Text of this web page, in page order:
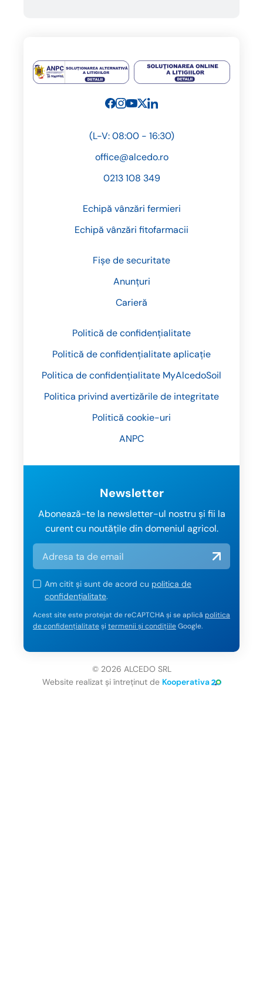
Fișe de securitate
Anunțuri
Carieră
Politică de confidențialitate
Politică de confidențialitate aplicație
Politica de confidențialitate MyAlcedoSoil
Politica privind avertizările de integritate
Politică cookie-uri
ANPC
(L-V: 08:00 - 16:30)
office@alcedo.ro
0213 108 349
Echipă vânzări fermieri
Echipă vânzări fitofarmacii
Newsletter
Abonează-te la newsletter-ul nostru și fii la
curent cu noutățile din domeniul agricol.
Am citit și sunt de acord cu politica de
confidențialitate.
Acest site este protejat de reCAPTCHA și se aplică politica
de confidențialitateși termenii și condițiileGoogle.
© 2026 ALCEDO SRL
Website realizat și întreținut de Kooperativa